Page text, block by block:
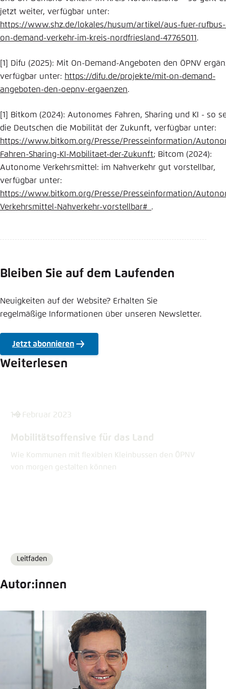
jetzt weiter, verfügbar unter:
https://www.shz.de/lokales/husum/artikel/aus-fuer-
on-demand-verkehr-im-kreis-nordfriesland-47765011 .
[1] Difu (2025): Mit On-Demand-Angeboten den ÖPNV
verfügbar unter: https://difu.de/projekte/mit-on-demand-
angeboten-den-oepnv-ergaenzen.
[1] Bitkom (2024): Autonomes Fahren, Sharing und KI - so
die Deutschen die Mobilität der Zukunft, verfügbar unter:
https://www.bitkom.org/Presse/Presseinformation/
Fahren-Sharing-KI-Mobilitaet-der-Zukunft; Bitcom (2024):
Autonome Verkehrsmittel: im Nahverkehr gut vorstellbar,
verfügbar unter:
https://www.bitkom.org/Presse/Presseinformation/
Verkehrsmittel-Nahverkehr-vorstellbar#_ .
Bleiben Sie auf dem Laufenden
Neuigkeiten auf der Website? Erhalten Sie
regelmäßige Informationen über unseren Newsletter.
Jetzt abonnieren
Weiterlesen
14. Februar 2023
Mobilitätsoffensive für das Land
Wie Kommunen mit flexiblen Kleinbussen den ÖPNV
von morgen gestalten können
Format
Leitfaden
Autor:innen